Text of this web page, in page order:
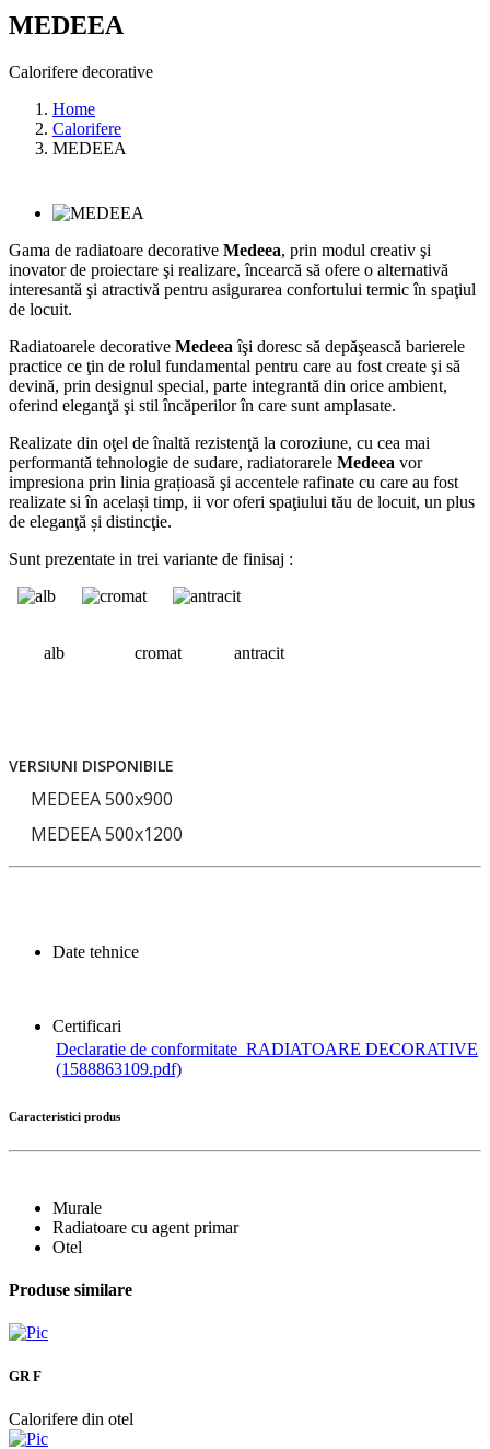
MEDEEA
Calorifere decorative
Home
Calorifere
MEDEEA
Gama de radiatoare decorative Medeea, prin modul creativ şi
inovator de proiectare şi realizare, încearcă să ofere o alternativă
interesantă şi atractivă pentru asigurarea confortului termic în spaţiul
de locuit.
Radiatoarele decorative Medeea îşi doresc să depăşească barierele
practice ce ţin de rolul fundamental pentru care au fost create şi să
devină, prin designul special, parte integrantă din orice ambient,
oferind eleganţă şi stil încăperilor în care sunt amplasate.
Realizate din oţel de înaltă rezistenţă la coroziune, cu cea mai
performantă tehnologie de sudare, radiatorarele Medeea vor
impresiona prin linia grațioasă şi accentele rafinate cu care au fost
realizate si în același timp, ii vor oferi spaţiului tău de locuit, un plus
de eleganţă și distincţie.
Sunt prezentate in trei variante de finisaj :
alb cromat antracit
VERSIUNI DISPONIBILE
MEDEEA 500x900
MEDEEA 500x1200
Date tehnice
Certificari
Declaratie de conformitate_RADIATOARE DECORATIVE
(1588863109.pdf)
Caracteristici produs
Murale
Radiatoare cu agent primar
Otel
Produse similare
GR F
Calorifere din otel